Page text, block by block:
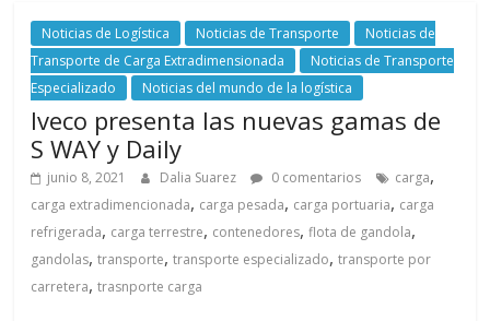
e
n
C
o
Noticias de Logística Noticias de Transporte
Noticias de
Transporte de Carga Extradimensionada
Noticias de Transporte
Especializado
Noticias del mundo de la logística
Iveco presenta las nuevas gamas de
S WAY y Daily
junio 8, 2021 Dalia Suarez 0 comentarios carga,
carga extradimencionada, carga pesada, carga portuaria, carga
refrigerada, carga terrestre, contenedores,flota de gandola,
gandolas,transporte,transporte especializado,transporte por
carretera,trasnporte carga